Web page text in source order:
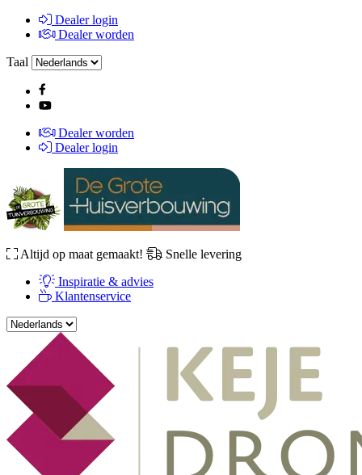
Dealer login
Dealer worden
Taal
Dealer worden
Dealer login
Altijd op maat gemaakt!
Snelle levering
Inspiratie & advies
Klantenservice